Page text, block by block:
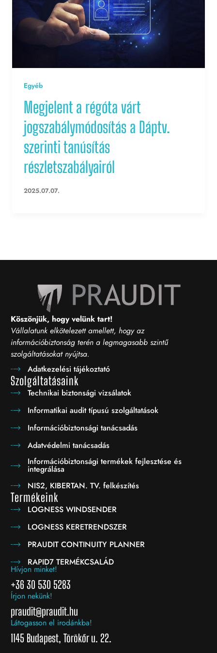
Egyéb
Megjelent a régóta várt
jogszabálymódosítás a Dáptv.
szerinti tanúsítás
részletszabályairól
2025.07.07.
Köszönjük, hogy velünk tart!
Vállalatunk elkötelezett amellett, hogy az
információbiztonság terén a legmagasabb szintű
szolgáltatásokat nyújtsa.
Adatkezelési tájékoztató
Szolgáltatásaink
Technikai biztonsági vizsálatok
Informatikai audit típusú szolgáltatások
Információbiztonsági tanácsadás
Adatvédelmi tanácsadás
Információbiztonsági termékek fejlesztése és
integrálása
NIS2, KIBERTAN. TV. felkészítés
Termékeink
LOGNESS WINDSENDER
LOGNESS KERETRENDSZER
PRAUDIT CONTINUITY PLANNER
RAPID7 TERMÉKCSALÁD
Hívjon minket!
+36 30 530 5283
Írjon nekünk!
praudit@praudit.hu
Látogasson el irodánkba!
1145 Budapest, Törökőr u. 22.